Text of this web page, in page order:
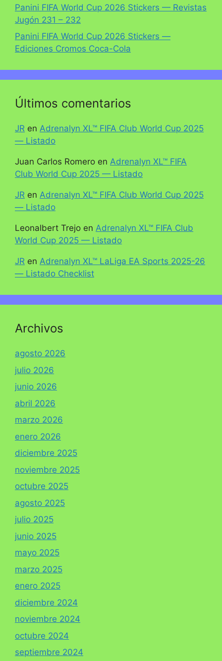
Panini FIFA World Cup 2026 Stickers — Revistas
Jugón 231 – 232
Panini FIFA World Cup 2026 Stickers —
Ediciones Cromos Coca-Cola
Últimos comentarios
JR en Adrenalyn XL™ FIFA Club World Cup 2025
— Listado
Juan Carlos Romero en Adrenalyn XL™ FIFA
Club World Cup 2025 — Listado
JR en Adrenalyn XL™ FIFA Club World Cup 2025
— Listado
Leonalbert Trejo en Adrenalyn XL™ FIFA Club
World Cup 2025 — Listado
JR en Adrenalyn XL™ LaLiga EA Sports 2025-26
— Listado Checklist
Archivos
agosto 2026
julio 2026
junio 2026
abril 2026
marzo 2026
enero 2026
diciembre 2025
noviembre 2025
octubre 2025
agosto 2025
julio 2025
junio 2025
mayo 2025
marzo 2025
enero 2025
diciembre 2024
noviembre 2024
octubre 2024
septiembre 2024